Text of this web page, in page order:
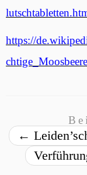
https://
chtige_Moosbeere
←